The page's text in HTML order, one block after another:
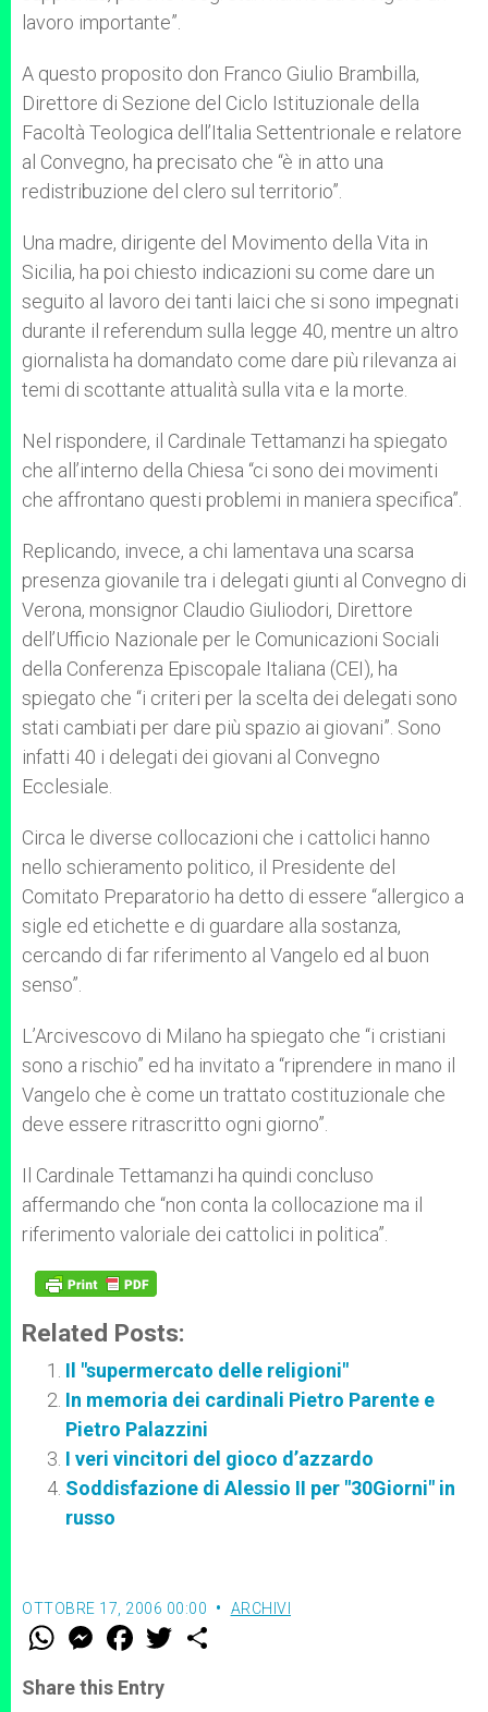
lavoro importante”.
A questo proposito don Franco Giulio Brambilla,
Direttore di Sezione del Ciclo Istituzionale della
Facoltà Teologica dell’Italia Settentrionale e relatore
al Convegno, ha precisato che “è in atto una
redistribuzione del clero sul territorio”.
Una madre, dirigente del Movimento della Vita in
Sicilia, ha poi chiesto indicazioni su come dare un
seguito al lavoro dei tanti laici che si sono impegnati
durante il referendum sulla legge 40, mentre un altro
giornalista ha domandato come dare più rilevanza ai
temi di scottante attualità sulla vita e la morte.
Nel rispondere, il Cardinale Tettamanzi ha spiegato
che all’interno della Chiesa “ci sono dei movimenti
che affrontano questi problemi in maniera specifica”.
Replicando, invece, a chi lamentava una scarsa
presenza giovanile tra i delegati giunti al Convegno di
Verona, monsignor Claudio Giuliodori, Direttore
dell’Ufficio Nazionale per le Comunicazioni Sociali
della Conferenza Episcopale Italiana (CEI), ha
spiegato che “i criteri per la scelta dei delegati sono
stati cambiati per dare più spazio ai giovani”. Sono
infatti 40 i delegati dei giovani al Convegno
Ecclesiale.
Circa le diverse collocazioni che i cattolici hanno
nello schieramento politico, il Presidente del
Comitato Preparatorio ha detto di essere “allergico a
sigle ed etichette e di guardare alla sostanza,
cercando di far riferimento al Vangelo ed al buon
senso”.
L’Arcivescovo di Milano ha spiegato che “i cristiani
sono a rischio” ed ha invitato a “riprendere in mano il
Vangelo che è come un trattato costituzionale che
deve essere ritrascritto ogni giorno”.
Il Cardinale Tettamanzi ha quindi concluso
affermando che “non conta la collocazione ma il
riferimento valoriale dei cattolici in politica”.
Related Posts:
Il "supermercato delle religioni"
In memoria dei cardinali Pietro Parente e
Pietro Palazzini
I veri vincitori del gioco d’azzardo
Soddisfazione di Alessio II per "30Giorni" in
russo
OTTOBRE 17, 2006 00:00 ARCHIVI
W
t
s
M
e
s
e
F
a
e
b
w
Share this Entry